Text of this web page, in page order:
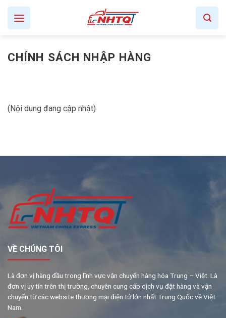
Skip
content
CHÍNH SÁCH NHẬP HÀNG
(Nội dung đang cập nhật)
VỀ CHÚNG TÔI
Là đơn vị hàng đầu trong lĩnh vực vận chuyển hàng hóa Trung – Việt. Là
đơn vị uy tín trên thị trường, chuyên cung cấp dịch vụ đặt hàng và vận
chuyển từ các website thương mại điện tử lớn nhất Trung Quốc về Việt
Nam.